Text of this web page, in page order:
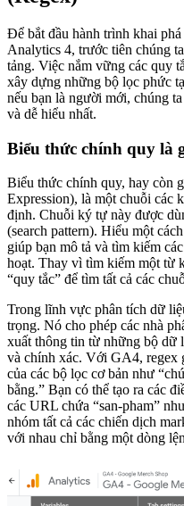
Để bắt đầu hành trình khai
Analytics 4, trước tiên chúng
tảng. Việc nắm vững các quy
xây dựng những bộ lọc phức
nếu bạn là người mới, chúng
và dễ hiểu nhất.
Biểu thức chính quy là
Biểu thức chính quy, hay còn
Expression), là một chuỗi các
định. Chuỗi ký tự này được
(search pattern). Hiểu một
giúp bạn mô tả và tìm kiếm
hoạt. Thay vì tìm kiếm một từ
“quy tắc” để tìm tất cả các
Trong lĩnh vực phân tích dữ
trọng. Nó cho phép các nhà
xuất thông tin từ những bộ dữ
và chính xác. Với GA4, regex
của các bộ lọc cơ bản như
bằng.” Bạn có thể tạo ra các
các URL chứa “san-pham”
nhóm tất cả các chiến dịch
với nhau chỉ bằng một dòng